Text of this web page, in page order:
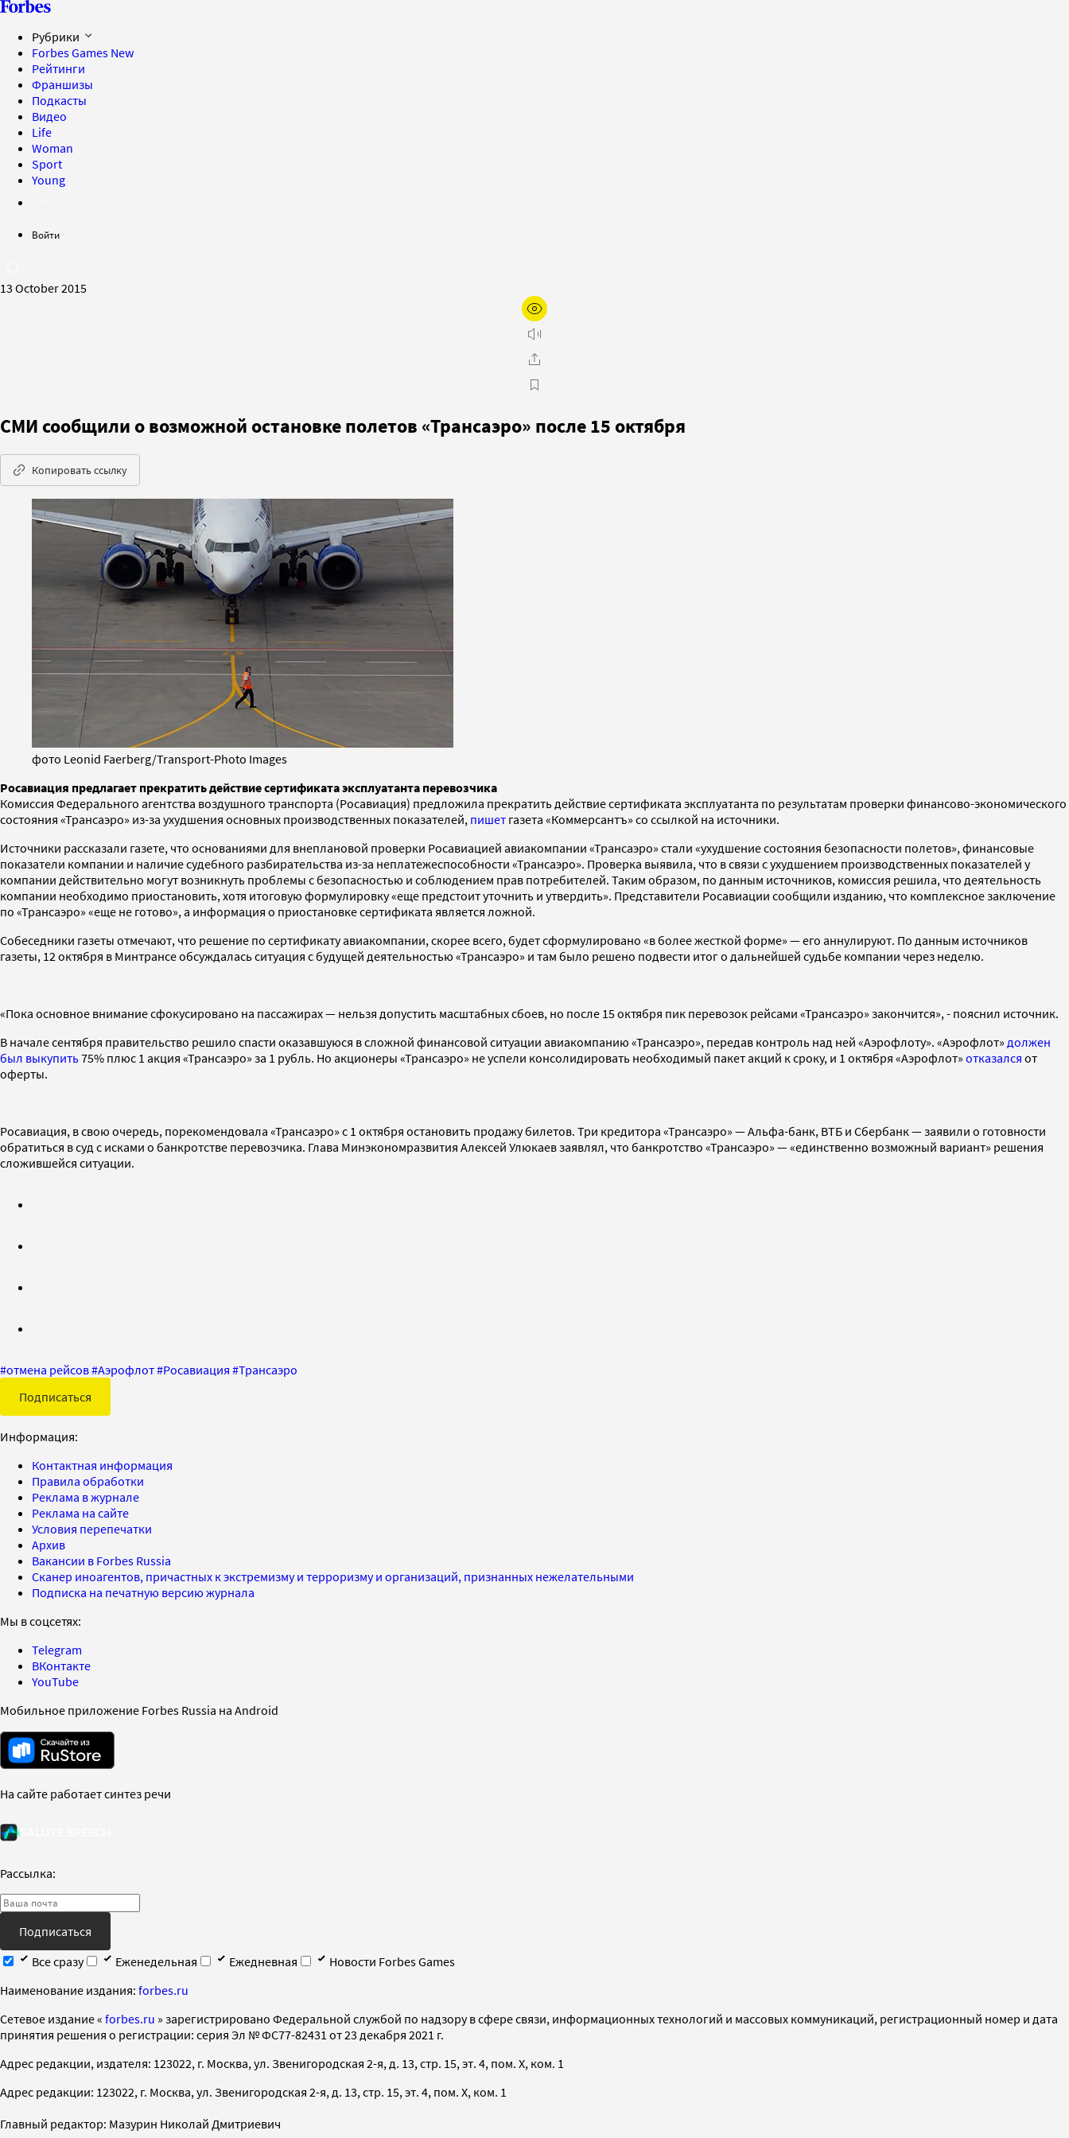
Рубрики
Forbes Games New
Рейтинги
Франшизы
Подкасты
Видео
Life
Woman
Sport
Young
Войти
13 October 2015
СМИ сообщили о возможной остановке полетов «Трансаэро» после 15 октября
Копировать ссылку
фото Leonid Faerberg/Transport-Photo Images
Росавиация предлагает прекратить действие сертификата эксплуатанта перевозчика
Комиссия Федерального агентства воздушного транспорта (Росавиация) предложила прекратить действие сертификата эксплуатанта по результатам проверки финансово-экономического
состояния «Трансаэро» из-за ухудшения основных производственных показателей, пишет газета «Коммерсантъ» со ссылкой на источники.
Источники рассказали газете, что основаниями для внеплановой проверки Росавиацией авиакомпании «Трансаэро» стали «ухудшение состояния безопасности полетов», финансовые
показатели компании и наличие судебного разбирательства из-за неплатежеспособности «Трансаэро». Проверка выявила, что в связи с ухудшением производственных показателей у
компании действительно могут возникнуть проблемы с безопасностью и соблюдением прав потребителей. Таким образом, по данным источников, комиссия решила, что деятельность
компании необходимо приостановить, хотя итоговую формулировку «еще предстоит уточнить и утвердить». Представители Росавиации сообщили изданию, что комплексное заключение
по «Трансаэро» «еще не готово», а информация о приостановке сертификата является ложной.
Собеседники газеты отмечают, что решение по сертификату авиакомпании, скорее всего, будет сформулировано «в более жесткой форме» — его аннулируют. По данным источников
газеты, 12 октября в Минтрансе обсуждалась ситуация с будущей деятельностью «Трансаэро» и там было решено подвести итог о дальнейшей судьбе компании через неделю.
«Пока основное внимание сфокусировано на пассажирах — нельзя допустить масштабных сбоев, но после 15 октября пик перевозок рейсами «Трансаэро» закончится», - пояснил источник.
В начале сентября правительство решило спасти оказавшуюся в сложной финансовой ситуации авиакомпанию «Трансаэро», передав контроль над ней «Аэрофлоту». «Аэрофлот» должен
был выкупить75% плюс 1 акция «Трансаэро» за 1 рубль. Но акционеры «Трансаэро» не успели консолидировать необходимый пакет акций к сроку, и 1 октября «Аэрофлот» отказался от
оферты.
Росавиация, в свою очередь, порекомендовала «Трансаэро» с 1 октября остановить продажу билетов. Три кредитора «Трансаэро» — Альфа-банк, ВТБ и Сбербанк — заявили о готовности
обратиться в суд с исками о банкротстве перевозчика. Глава Минэкономразвития Алексей Улюкаев заявлял, что банкротство «Трансаэро» — «единственно возможный вариант» решения
сложившейся ситуации.
#отмена рейсов#Аэрофлот#Росавиация #Трансаэро
Подписаться
Информация:
Контактная информация
Правила обработки
Реклама в журнале
Реклама на сайте
Условия перепечатки
Архив
Вакансии в Forbes Russia
Сканер иноагентов, причастных к экстремизму и терроризму и организаций, признанных нежелательными
Подписка на печатную версию журнала
Мы в соцсетях:
Telegram
ВКонтакте
YouTube
Мобильное приложение Forbes Russia на Android
На сайте работает синтез речи
Рассылка:
Подписаться
Все сразу
Еженедельная Ежедневная
Новости Forbes Games
Наименование издания: forbes.ru
Cетевое издание « forbes.ru » зарегистрировано Федеральной службой по надзору в сфере связи, информационных технологий и массовых коммуникаций, регистрационный номер и дата
принятия решения о регистрации: серия Эл № ФС77-82431 от 23 декабря 2021 г.
Адрес редакции, издателя: 123022, г. Москва, ул. Звенигородская 2-я, д. 13, стр. 15, эт. 4, пом. X, ком. 1
Адрес редакции: 123022, г. Москва, ул. Звенигородская 2-я, д. 13, стр. 15, эт. 4, пом. X, ком. 1
Главный редактор: Мазурин Николай Дмитриевич